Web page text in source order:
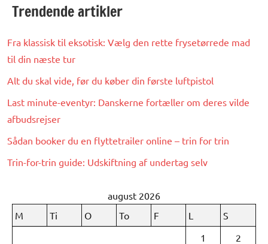
Trendende artikler
Fra klassisk til eksotisk: Vælg den rette frysetørrede mad
til din næste tur
Alt du skal vide, før du køber din første luftpistol
Last minute-eventyr: Danskerne fortæller om deres vilde
afbudsrejser
Sådan booker du en flyttetrailer online – trin for trin
Trin-for-trin guide: Udskiftning af undertag selv
august 2026
M
Ti O To F L
S
1
2